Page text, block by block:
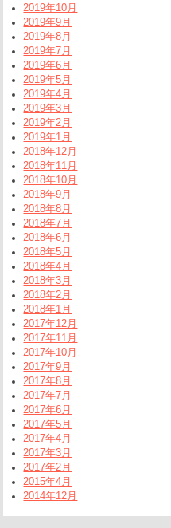
2019年10月
2019年9月
2019年8月
2019年7月
2019年6月
2019年5月
2019年4月
2019年3月
2019年2月
2019年1月
2018年12月
2018年11月
2018年10月
2018年9月
2018年8月
2018年7月
2018年6月
2018年5月
2018年4月
2018年3月
2018年2月
2018年1月
2017年12月
2017年11月
2017年10月
2017年9月
2017年8月
2017年7月
2017年6月
2017年5月
2017年4月
2017年3月
2017年2月
2015年4月
2014年12月